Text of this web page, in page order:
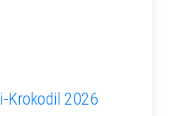
Krokodil 2026